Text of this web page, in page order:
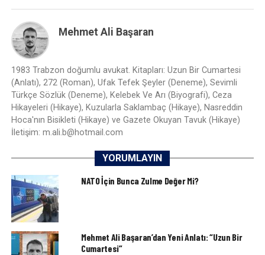
Mehmet Ali Başaran
1983 Trabzon doğumlu avukat. Kitapları: Uzun Bir Cumartesi
(Anlatı), 272 (Roman), Ufak Tefek Şeyler (Deneme), Sevimli
Türkçe Sözlük (Deneme), Kelebek Ve Arı (Biyografi), Ceza
Hikayeleri (Hikaye), Kuzularla Saklambaç (Hikaye), Nasreddin
Hoca'nın Bisikleti (Hikaye) ve Gazete Okuyan Tavuk (Hikaye)
İletişim: m.ali.b@hotmail.com
YORUMLAYIN
NATO İçin Bunca Zulme Değer Mi?
Mehmet Ali Başaran’dan Yeni Anlatı: “Uzun Bir
Cumartesi”